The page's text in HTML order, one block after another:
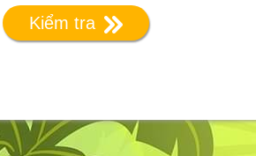
Kiểm tra